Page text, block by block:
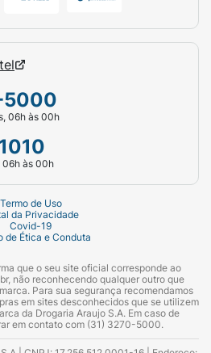
5000
06h às 00h
06h às 00h
Termo de Uso
da Privacidade
Covid-19
de Ética e Conduta
que o seu site oficial corresponde ao
não reconhecendo qualquer outro que
Para sua segurança recomendamos
em sites desconhecidos que se utilizem
da Drogaria Araujo S.A. Em caso de
em contato com (31) 3270-5000.